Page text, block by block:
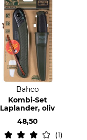
Bahco
Kombi-Set
Laplander, oliv
48,50
1